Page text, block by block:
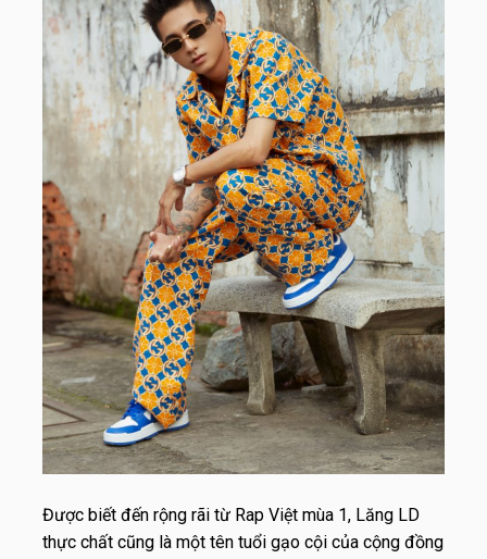
Được biết đến rộng rãi từ Rap Việt mùa 1, Lăng LD
thực chất cũng là một tên tuổi gạo cội của cộng đồng